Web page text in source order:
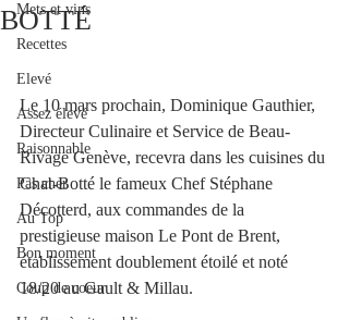
Mets et vins
Recettes
Elevé
Assez élevé
Raisonnable
Pas cher
Au Top
Bon moment
Coup de coeur
BOTTÉ
Le 10 mars prochain, Dominique Gauthier,
Directeur Culinaire et Service de Beau-
Rivage Genève, recevra dans les cuisines du
Chat-Botté le fameux Chef Stéphane
Décotterd, aux commandes de la
prestigieuse maison Le Pont de Brent,
établissement doublement étoilé et noté
18/20 au Gault & Millau.